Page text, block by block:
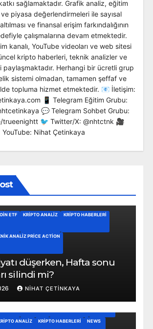
sağlamaktadır. Grafik analiz, eğitim
ve piyasa değerlendirmeleri ile sayısal
ve finansal erişim farkındalığının
çalışmalarına devam etmektedir.
kanalı, YouTube videoları ve web sitesi
kripto haberleri, teknik analizler ve
paylaşmaktadır. Herhangi bir ücretli grup
sistemi olmadan, tamamen şeffaf ve
topluma hizmet etmektedir. 📧 İletişim:
📱 Telegram Eğitim Grubu:
💬 Telegram Sohbet Grubu:
trueenightt 🐦 Twitter/X: @nhtctnk 🎥
YouTube: Nihat Çetinkaya
ETF KRIPTO ANALIZ KRIPTO HABERLERI
ANALIZ PRICE ACTION
düşerken, Hafta sonu
silindi mi?
NIHAT ÇETINKAYA
ANALIZ KRIPTO HABERLERI NEWS